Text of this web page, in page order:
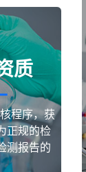
质
程序，获
正规的检
测报告的